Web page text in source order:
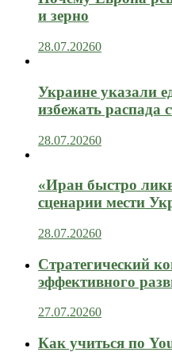
и зерно
28.07.20260
Украине указали
избежать распада
28.07.20260
«Иран быстро
сценарии мести
28.07.20260
Стратегический
эффективного
27.07.20260
Как учиться по